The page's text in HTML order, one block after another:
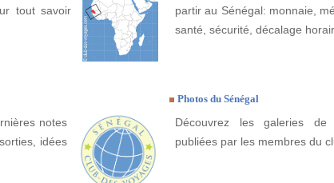
tout savoir
partir au Sénégal: monnaie,
santé, sécurité, décalage
notes
idées
Photos du Sénégal
Découvrez les galeries
publiées par les membres du